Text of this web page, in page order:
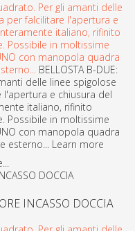
Per gli amanti delle
per falcilitare l'apertura e
italiano, rifinito
Possibile in moltissime
con manopola quadra
BELLOSTA B-DUE:
delle linee spigolose
e chiusura del
italiano, rifinito
Possibile in moltissime
con manopola quadra
esterno... Learn more
INCASSO DOCCIA